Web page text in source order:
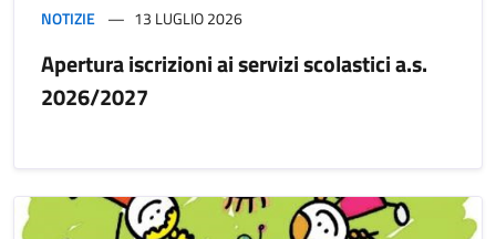
NOTIZIE 13 LUGLIO 2026
Apertura iscrizioni ai servizi scolastici a.s.
2026/2027